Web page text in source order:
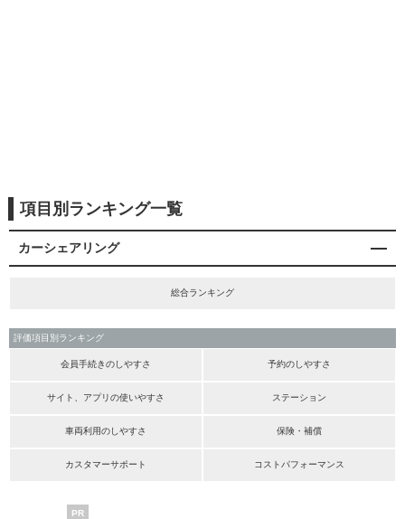
項目別ランキング一覧
カーシェアリング
総合ランキング
評価項目別ランキング
会員手続きのしやすさ 予約のしやすさ
サイト、アプリの使いやすさ ステーション
車両利用のしやすさ 保険・補償
カスタマーサポート コストパフォーマンス
PR